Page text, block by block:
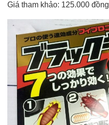
Giá tham khảo: 125.000 đồng